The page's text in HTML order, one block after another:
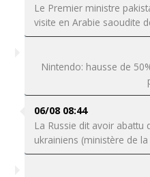
Le Premier ministre
visite en Arabie saoudite
Nintendo: hausse de
06/08 08:44
La Russie dit avoir abattu
ukrainiens (ministère de